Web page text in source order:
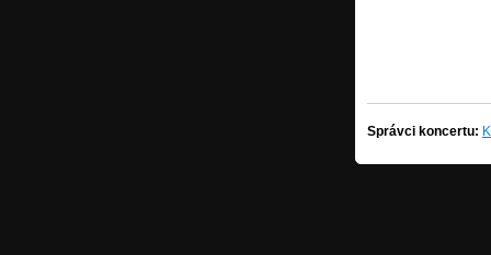
Správci koncertu: